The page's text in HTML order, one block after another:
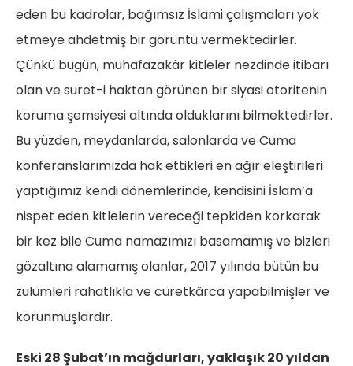
eden bu kadrolar, bağımsız İslami çalışmaları yok
etmeye ahdetmiş bir görüntü vermektedirler.
Çünkü bugün, muhafazakâr kitleler nezdinde itibarı
olan ve suret-i haktan görünen bir siyasi otoritenin
koruma şemsiyesi altında olduklarını bilmektedirler.
Bu yüzden, meydanlarda, salonlarda ve Cuma
konferanslarımızda hak ettikleri en ağır eleştirileri
yaptığımız kendi dönemlerinde, kendisini İslam’a
nispet eden kitlelerin vereceği tepkiden korkarak
bir kez bile Cuma namazımızı basamamış ve bizleri
gözaltına alamamış olanlar, 2017 yılında bütün bu
zulümleri rahatlıkla ve cüretkârca yapabilmişler ve
korunmuşlardır.
Eski 28 Şubat’ın mağdurları, yaklaşık 20 yıldan